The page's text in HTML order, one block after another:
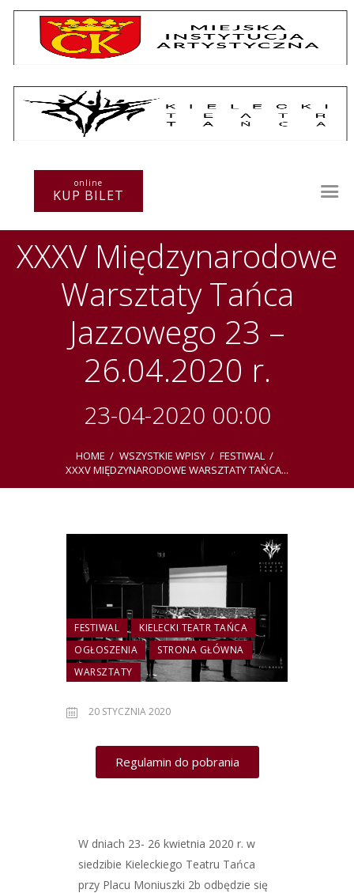
online
KUP BILET
XXXV Międzynarodowe
Warsztaty Tańca
Jazzowego 23 –
26.04.2020 r.
23-04-2020 00:00
HOME WSZYSTKIE WPISY
FESTIWAL
XXXV MIĘDZYNARODOWE WARSZTATY TAŃCA...
Repertuar
Warsztaty
Festiwal
Kurs instruktorski
Sprawozdania
FESTIWAL
KIELECKI TEATR TAŃCA
OGŁOSZENIA
STRONA GŁÓWNA
WARSZTATY
20 STYCZNIA 2020
Regulamin do pobrania
W dniach 23- 26 kwietnia 2020 r. w
siedzibie Kieleckiego Teatru Tańca
przy Placu Moniuszki 2b odbędzie się